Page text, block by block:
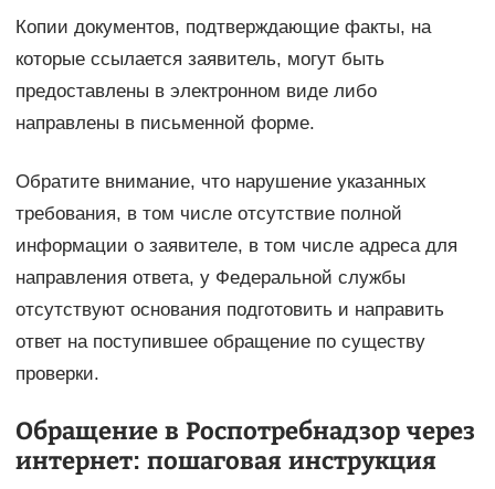
Копии документов, подтверждающие факты, на
которые ссылается заявитель, могут быть
предоставлены в электронном виде либо
направлены в письменной форме.
Обратите внимание, что нарушение указанных
требования, в том числе отсутствие полной
информации о заявителе, в том числе адреса для
направления ответа, у Федеральной службы
отсутствуют основания подготовить и направить
ответ на поступившее обращение по существу
проверки.
Обращение в Роспотребнадзор через
интернет: пошаговая инструкция